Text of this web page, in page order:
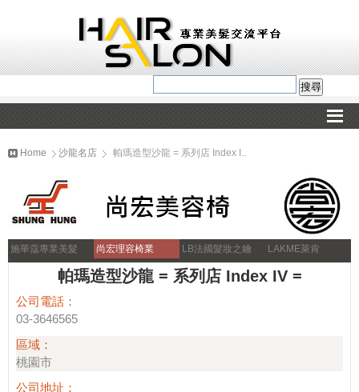
Home 沙龍名店 帕瑪造型沙龍 = 系列店 Index I..
施華蔻專業美髮 尚宏理容椅業 LB法國髮妝之鑰 LAKME萊肯
帕瑪造型沙龍 = 系列店 Index IV =
公司電話：
03-3646565
區域：
桃園市
公司地址：